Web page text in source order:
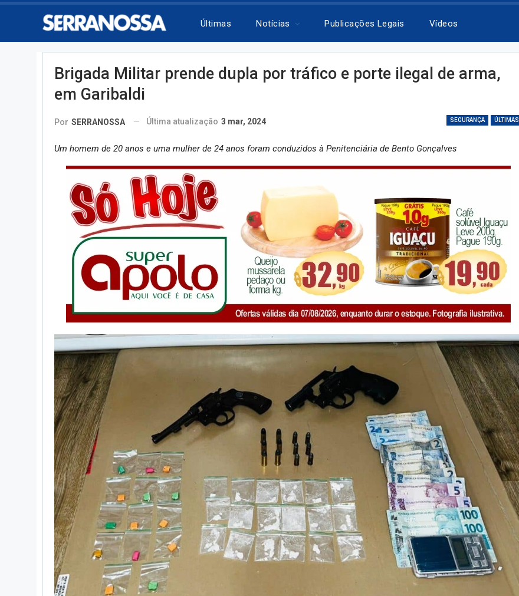
Últimas Notícias Publicações Legais Vídeos
Brigada Militar prende dupla por tráfico e porte ilegal de arma,
em Garibaldi
SEGURANÇA ÚLTIMAS
Por SERRANOSSA Última atualização 3 mar, 2024
Um homem de 20 anos e uma mulher de 24 anos foram conduzidos à Penitenciária de Bento Gonçalves